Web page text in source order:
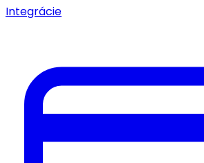
Integrácie